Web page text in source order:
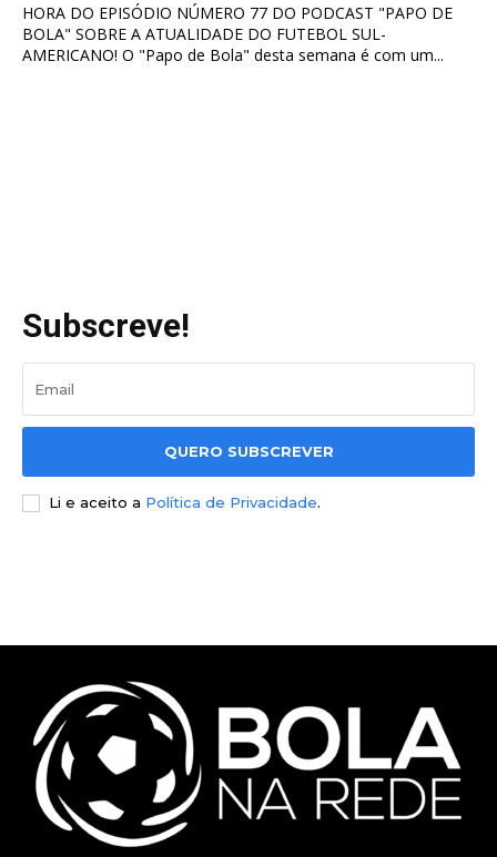
HORA DO EPISÓDIO NÚMERO 77 DO PODCAST "PAPO DE
BOLA" SOBRE A ATUALIDADE DO FUTEBOL SUL-
AMERICANO! O "Papo de Bola" desta semana é com um...
Subscreve!
QUERO SUBSCREVER
Li e aceito a Política de Privacidade.